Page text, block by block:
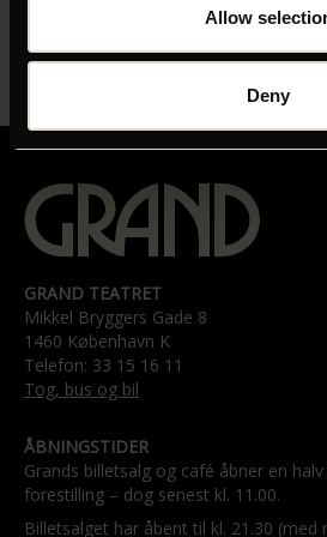
Allow
Deny
Vincent Lacoste, Stacy Martin,
UNDERTEKSTER
Orig. vers. med danske undertekster
GRAND TEATRET
Mikkel Bryggers Gade 8
1460 København K
Telefon: 33 15 16 11
Tog, bus og bil
ÅBNINGSTIDER
Grands billetsalg og café åbner en
forestilling – dog senest kl. 11.00.
Billetsalget har åbent til kl. 21.30 (med